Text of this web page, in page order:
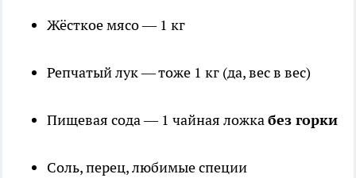
Жёсткое мясо — 1 кг
Репчатый лук — тоже 1 кг (да, вес в вес)
Пищевая сода — 1 чайная ложкабез горки
Соль, перец, любимые специи